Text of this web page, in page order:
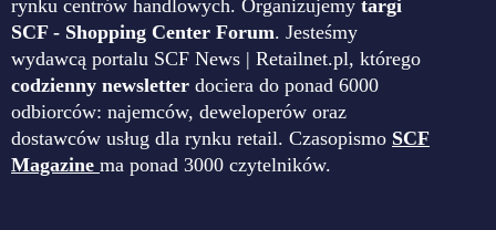
rynku centrów handlowych. Organizujemy targi
SCF - Shopping Center Forum. Jesteśmy
wydawcą portalu SCF News | Retailnet.pl, którego
codzienny newsletter dociera do ponad 6000
odbiorców: najemców, deweloperów oraz
dostawców usług dla rynku retail. Czasopismo SCF
Magazine ma ponad 3000 czytelników.